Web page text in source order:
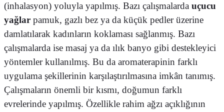
(inhalasyon) yoluyla yapılmış. Bazı çalışmalarda uçucu
yağlar pamuk, gazlı bez ya da küçük pedler üzerine
damlatılarak kadınların koklaması sağlanmış. Bazı
çalışmalarda ise masaj ya da ılık banyo gibi destekleyici
yöntemler kullanılmış. Bu da aromaterapinin farklı
uygulama şekillerinin karşılaştırılmasına imkân tanımış.
Çalışmaların önemli bir kısmı, doğumun farklı
evrelerinde yapılmış. Özellikle rahim ağzı açıklığının